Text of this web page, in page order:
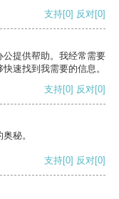
支持[0] 反对[0]
提供帮助。我经常需要
速找到我需要的信息。
支持[0] 反对[0]
秘。
支持[0] 反对[0]